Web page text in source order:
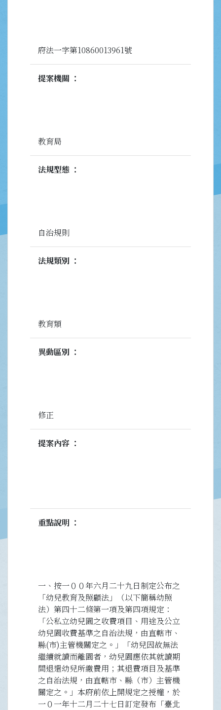
府法一字第10860013961號
提案機關
教育局
法規型態
自治規則
法規類別
教育類
異動區別
修正
提案內容
重點說明
一、按一００年六月二十九日制定公布之
「幼兒教育及照顧法」（以下簡稱幼照
法）第四十二條第一項及第四項規定：
「公私立幼兒園之收費項目、用途及公立
幼兒園收費基準之自治法規，由直轄市、
縣(市)主管機關定之。」「幼兒因故無法
繼續就讀而離園者，幼兒園應依其就讀期
間退還幼兒所繳費用；其退費項目及基準
之自治法規，由直轄市、縣（市）主管機
關定之。」本府前依上開規定之授權，於
一０一年十二月二十七日訂定發布「臺北